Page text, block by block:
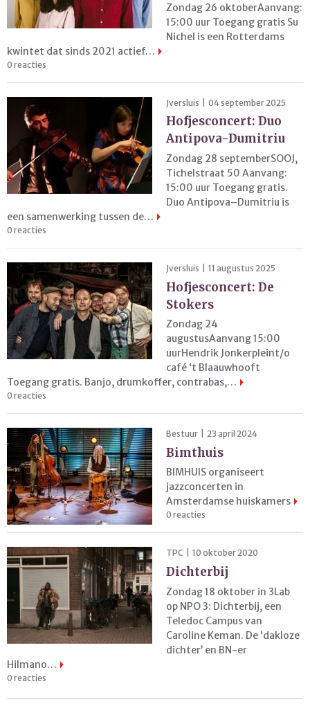
Zondag 26 oktoberAanvang:
15:00 uur Toegang gratis Su
Nichel is een Rotterdams
kwintet dat sinds 2021 actief…
0 reacties
Jversluis | 04 september 2025
Hofjesconcert: Duo
Antipova-Dumitriu
Zondag 28 septemberSOOJ,
Tichelstraat 50 Aanvang:
15:00 uur Toegang gratis.
Duo Antipova–Dumitriu is
een samenwerking tussen de…
0 reacties
Jversluis | 11 augustus 2025
Hofjesconcert: De
Stokers
Zondag 24
augustusAanvang 15:00
uurHendrik Jonkerpleint/o
café ‘t Blaauwhooft
Toegang gratis. Banjo, drumkoffer, contrabas,…
0 reacties
Bestuur | 23 april 2024
Bimthuis
BIMHUIS organiseert
jazzconcerten in
Amsterdamse huiskamers
0 reacties
TPC | 10 oktober 2020
Dichterbij
Zondag 18 oktober in 3Lab
op NPO 3: Dichterbij, een
Teledoc Campus van
Caroline Keman. De ‘dakloze
dichter’ en BN-er
Hilmano…
0 reacties